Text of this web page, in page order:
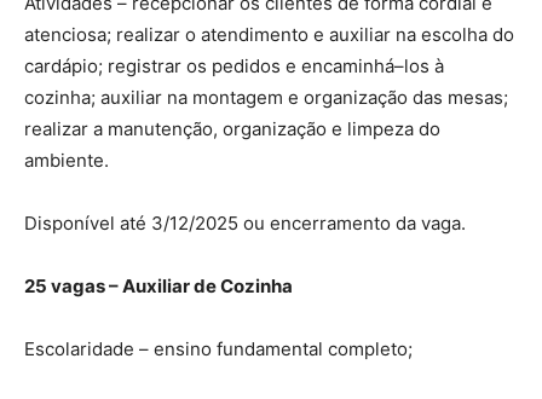
atenciosa; realizar o atendimento e auxiliar na escolha do
cardápio; registrar os pedidos e encaminhá–los à
cozinha; auxiliar na montagem e organização das mesas;
realizar a manutenção, organização e limpeza do
ambiente.
Disponível até 3/12/2025 ou encerramento da vaga.
25 vagas – Auxiliar de Cozinha
Escolaridade – ensino fundamental completo;